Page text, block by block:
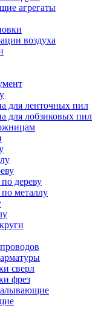
агрегаты
воздуха
для ленточных пил
для лобзиковых пил
дереву
металлу
сверл
фрез